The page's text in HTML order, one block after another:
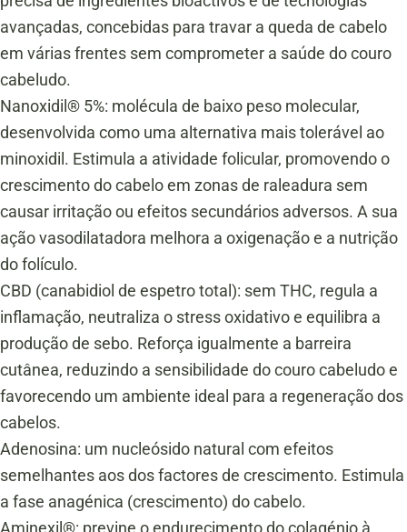
avançadas, concebidas para travar a queda de cabelo
em várias frentes sem comprometer a saúde do couro
cabeludo.
Nanoxidil® 5%: molécula de baixo peso molecular,
desenvolvida como uma alternativa mais tolerável ao
minoxidil. Estimula a atividade folicular, promovendo o
crescimento do cabelo em zonas de raleadura sem
causar irritação ou efeitos secundários adversos. A sua
ação vasodilatadora melhora a oxigenação e a nutrição
do folículo.
CBD (canabidiol de espetro total): sem THC, regula a
inflamação, neutraliza o stress oxidativo e equilibra a
produção de sebo. Reforça igualmente a barreira
cutânea, reduzindo a sensibilidade do couro cabeludo e
favorecendo um ambiente ideal para a regeneração dos
cabelos.
Adenosina: um nucleósido natural com efeitos
semelhantes aos dos factores de crescimento. Estimula
a fase anagénica (crescimento) do cabelo.
Aminexil®: previne o endurecimento do colagénio à